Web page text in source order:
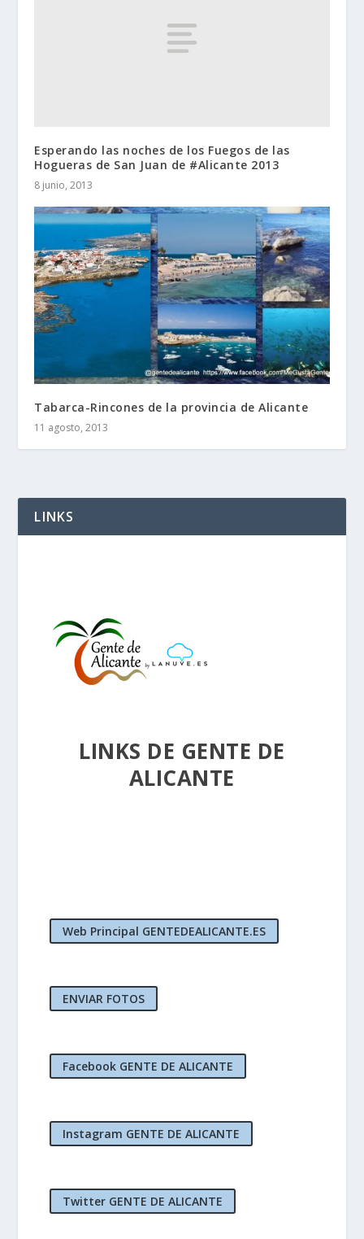
Esperando las noches de los Fuegos de las
Hogueras de San Juan de #Alicante 2013
8 junio, 2013
Tabarca-Rincones de la provincia de Alicante
11 agosto, 2013
LINKS
LINKS DE GENTE DE
ALICANTE
Web Principal GENTEDEALICANTE.ES
ENVIAR FOTOS
Facebook GENTE DE ALICANTE
Instagram GENTE DE ALICANTE
Twitter GENTE DE ALICANTE